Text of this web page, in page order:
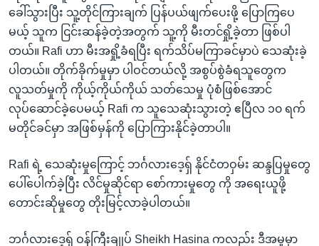
ခေါ်သွားပြီး သူ့တိုင်ကြားချက် ပြန်ပယ်ဖျက်ပေးဖို့ ပြောကြပေ
မယ့် သူက ငြင်းဆန်ခဲ့တဲ့အတွက် သူ့ကို မီးတင်ရှို့ခဲ့တာ ဖြစ်ပါ
တယ်။ Rafi ဟာ မီးအရှို့ခံရပြီး ရက်သိပ်မကြာခင်မှာပဲ သေဆုံးခဲ့
ပါတယ်။ တိုက်ခိုက်မှုမှာ ပါဝင်တယ်လို့ အစွပ်စွဲခံရသူတွေက
လူသတ်မှုကို ကိုယ့်ကိုယ်ကိုယ် သတ်သေမှု ပုံစံဖြစ်အောင်
လုပ်ဆောင်ခဲ့ပေမယ့် Rafi က သူသေဆုံးသွားတဲ့ ဧပြီလ ၁၀ ရက်
မတိုင်ခင်မှာ အဖြစ်မှန်ကို ပြောကြားနိုင်ခဲ့တာပါ။
Rafi ရဲ့ သေဆုံးမှုကြောင့် ဘင်္ဂလားဒေ့ရှ် နိုင်ငံတဝှမ်း ဆန္ဒပြမှုတွေ
ပေါ်ပေါက်ခဲ့ပြီး လိင်မှုဆိုင်ရာ စော်ကားမှုတွေ ကို အရေးယူဖို့
တောင်းဆိုမှုတွေ တိုးမြင့်လာခဲ့ပါတယ်။
ဘင်္ဂလားဒေ့ရှ် ဝန်ကြီးချုပ် Sheikh Hasina ကလည်း ဒီအမှုမှာ